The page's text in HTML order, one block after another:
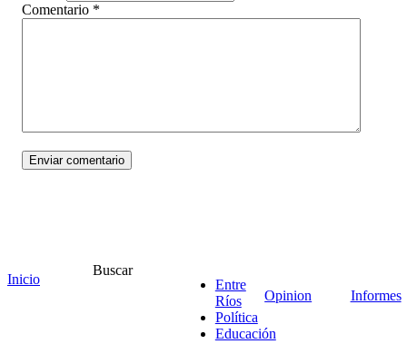
Comentario *
Inicio
Buscar
Entre
Ríos
Política
Educación
Opinion Informes
¡Ponete en contacto!